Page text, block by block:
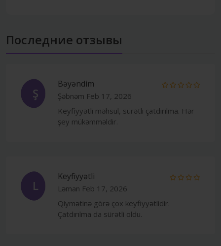
Последние отзывы
Ş
Bəyəndim
Şəbnəm Feb 17, 2026
Keyfiyyətli məhsul, sürətli çatdırılma. Hər
şey mükəmməldir.
L
Keyfiyyətli
Ləman Feb 17, 2026
Qiymətinə görə çox keyfiyyətlidir.
Çatdırılma da sürətli oldu.